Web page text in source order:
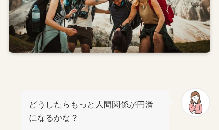
どうしたらもっと人間関係が円滑
になるかな？